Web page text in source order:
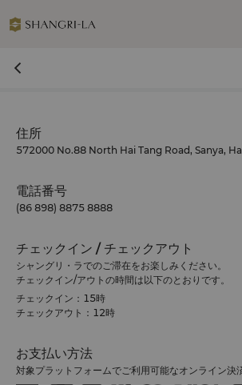
住所
572000 No.88 North Hai Tang Road, Sanya,
電話番号
(86 898) 8875 8888
チェックイン / チェックアウト
シャングリ・ラでのご滞在をお楽しみください。
チェックイン/アウトの時間は以下のとおりです。
チェックイン：15時
チェックアウト：12時
お支払い方法
対象プラットフォームでご利用可能なオンライン決